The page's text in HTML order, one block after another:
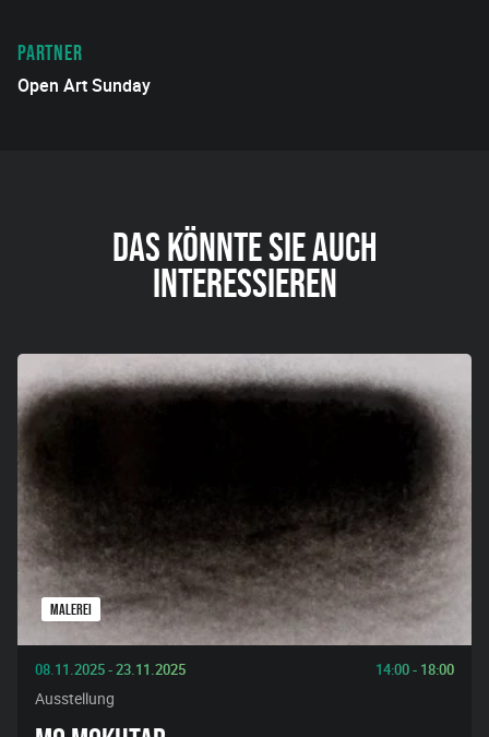
PARTNER
Open Art Sunday
DAS KÖNNTE SIE AUCH
INTERESSIEREN
MALEREI
08.11.2025 - 23.11.2025 14:00 - 18:00
Ausstellung